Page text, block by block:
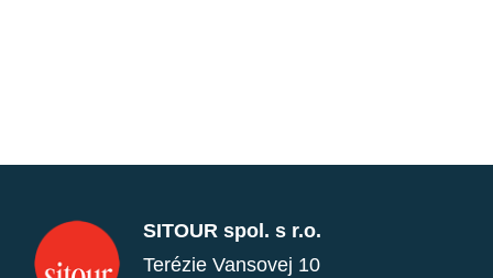
SITOUR spol. s r.o.
Terézie Vansovej 10